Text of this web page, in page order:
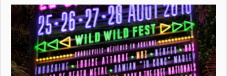
MJV
]
:
Spécial
Cabaret
Vert
2016
!